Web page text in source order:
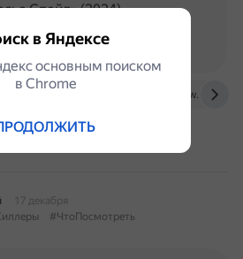
www.ivi.ru
Спейд» (2024) —
«Санктуарий: История
фильм в…
17 декабря
#ЧтоПосмотреть
в Яндексе
основным поиском
в Сhrome